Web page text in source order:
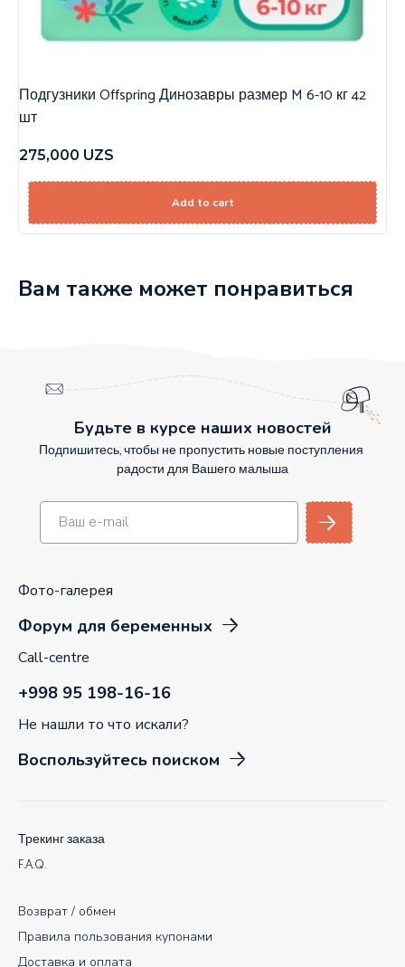
Подгузники Offspring Динозавры размер M 6-10 кг 42
шт
275,000 UZS
Add to cart
Вам также может понравиться
Будьте в курсе наших новостей
Подпишитесь, чтобы не пропустить новые поступления
радости для Вашего малыша
Фото-галерея
Форум для беременных
Call-centre
+998 95 198-16-16
Не нашли то что искали?
Воспользуйтесь поиском
Возврат / обмен
Правила пользования купонами
Доставка и оплата
Трекинг заказа
F.A.Q.